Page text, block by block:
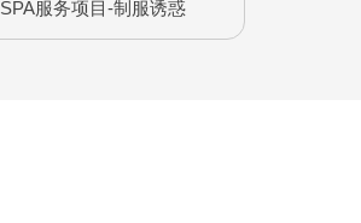
SPA服务项目-制服诱惑